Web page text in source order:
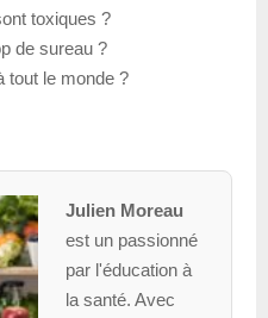
toxiques ?
de sureau ?
tout le monde ?
Julien Moreau
est un passionné
par l'éducation à
la santé. Avec